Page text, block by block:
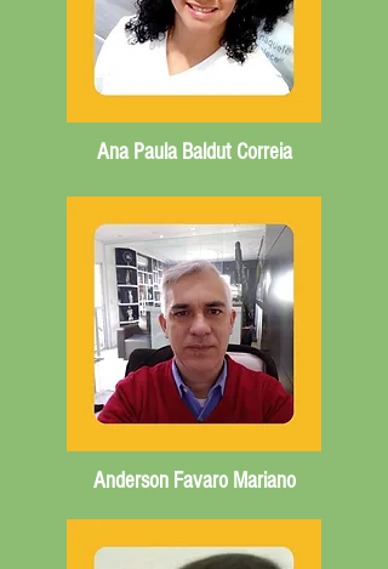
Ana Paula Baldut Correia
Anderson Favaro Mariano